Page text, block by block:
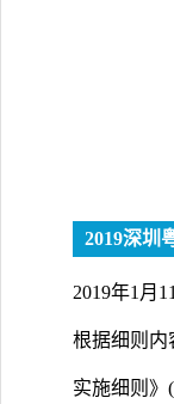
2019深圳
2019年1月
根据细则内
实施细则》